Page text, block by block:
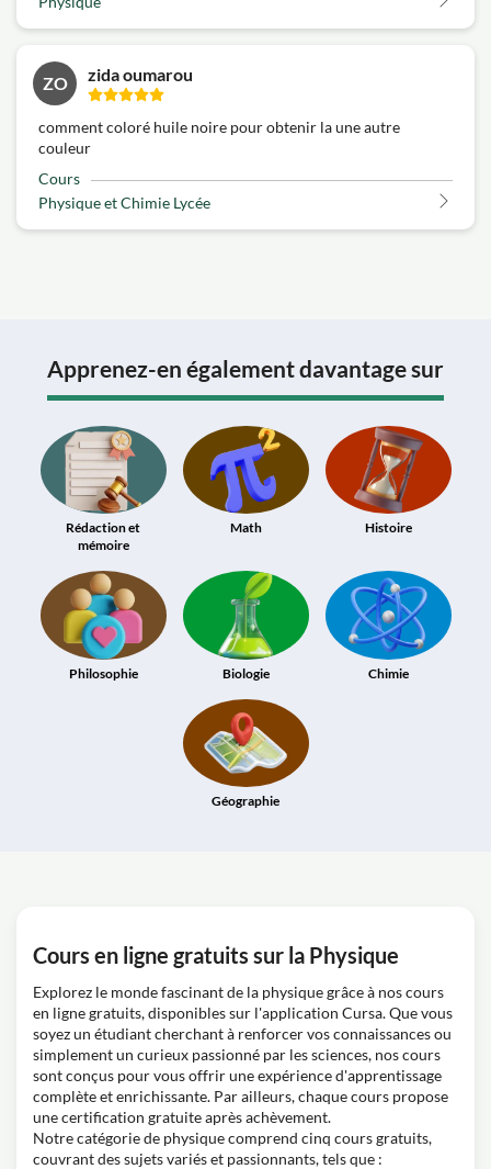
ZO zida oumarou
comment coloré huile noire pour obtenir la une autre
couleur
Cours
Physique et Chimie Lycée
Apprenez-en également davantage sur
Rédaction et
mémoire
Math Histoire
Philosophie Biologie Chimie
Géographie
Cours en ligne gratuits sur la Physique
Explorez le monde fascinant de la physique grâce à nos cours
en ligne gratuits, disponibles sur l'application Cursa. Que vous
soyez un étudiant cherchant à renforcer vos connaissances ou
simplement un curieux passionné par les sciences, nos cours
sont conçus pour vous offrir une expérience d'apprentissage
complète et enrichissante. Par ailleurs, chaque cours propose
une certification gratuite après achèvement.
Notre catégorie de physique comprend cinq cours gratuits,
couvrant des sujets variés et passionnants, tels que :